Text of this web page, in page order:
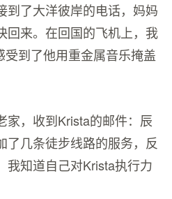
到了大洋彼岸的电话，妈妈
回来。在回国的飞机上，我
到了他用重金属音乐掩盖
家，收到Krista的邮件：辰
了几条徒步线路的服务，反
我知道自己对Krista执行力